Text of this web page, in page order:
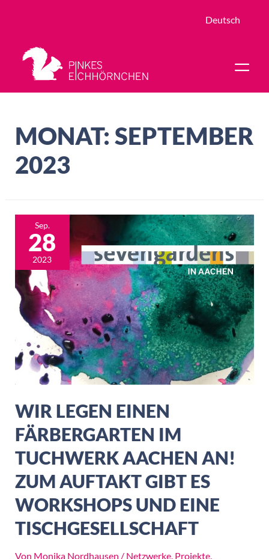
Deutsch
MONAT: SEPTEMBER
2023
Sep.
28
2023
WIR LEGEN EINEN
FÄRBERGARTEN IM
TUCHWERK AACHEN AN!
ZUM AUFTAKT GIBT ES
WORKSHOPS UND EINE
TISCHGESELLSCHAFT
Von Monika Nordhausen / Netzwerke, Projekte,